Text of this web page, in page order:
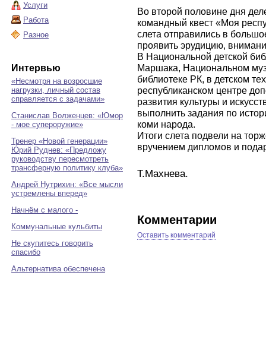
Услуги
Работа
Разное
Интервью
«Несмотря на возросшие
нагрузки, личный состав
справляется с задачами»
Станислав Волженцев: «Юмор
- мое супероружие»
Тренер «Новой генерации»
Юрий Руднев: «Предложу
руководству пересмотреть
трансферную политику клуба»
Андрей Нутрихин: «Все мысли
устремлены вперед»
Начнём с малого -
Коммунальные кульбиты
Не скупитесь говорить
спасибо
Альтернатива обеспечена
Во второй половине дня
командный квест «Моя
слета отправились в
проявить эрудицию,
В Национальной детской
Маршака, Национальном
библиотеке РК, в детском
республиканском центре
развития культуры и
выполнить задания по
коми народа.
Итоги слета подвели на
вручением дипломов и
Т.Махнева.
Комментарии
Оставить комментарий